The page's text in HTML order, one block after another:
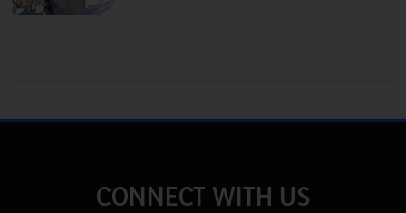
CONNECT WITH US